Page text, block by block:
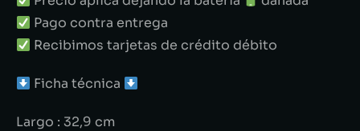
Pago contra entrega
Recibimos tarjetas de crédito débito
Ficha técnica
Largo : 32,9 cm